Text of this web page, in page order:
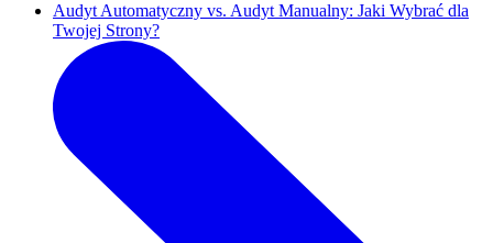
Audyt Automatyczny vs. Audyt Manualny: Jaki Wybrać dla
Twojej Strony?